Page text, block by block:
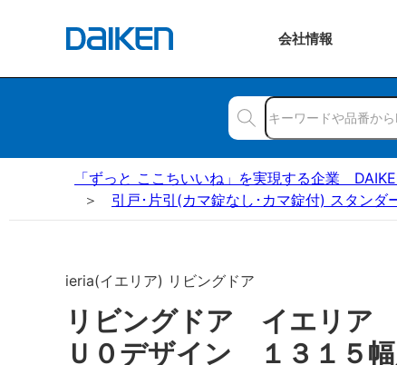
会社情報
「ずっと ここちいいね」を実現する企業
引戸･片引(カマ錠なし･カマ錠付) スタンダ
ieria(イエリア) リビングドア
リビングドア イエリ
Ｕ０デザイン １３１５